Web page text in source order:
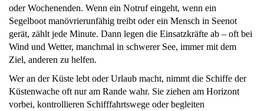
oder Wochenenden. Wenn ein Notruf eingeht, wenn ein
Segelboot manövrierunfähig treibt oder ein Mensch in Seenot
gerät, zählt jede Minute. Dann legen die Einsatzkräfte ab – oft bei
Wind und Wetter, manchmal in schwerer See, immer mit dem
Ziel, anderen zu helfen.
Wer an der Küste lebt oder Urlaub macht, nimmt die Schiffe der
Küstenwache oft nur am Rande wahr. Sie ziehen am Horizont
vorbei, kontrollieren Schifffahrtswege oder begleiten